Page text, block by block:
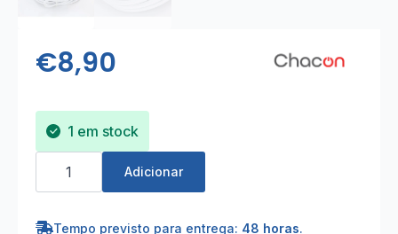
€8,90
1 em stock
Quantidade
Cabo
2x0,75mm²
Adicionar
Tempo previsto para entrega: 48 horas.